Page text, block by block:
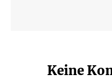
Keine